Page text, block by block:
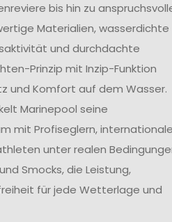
bis hin zu
Materialien, wasserdichte
und durchdachte
Prinzip mit Inzip-Funktion
und Komfort auf dem Wasser.
Marinepool seine
mit Profiseglern,
unter realen
Smocks, die Leistung,
für jede Wetterlage und